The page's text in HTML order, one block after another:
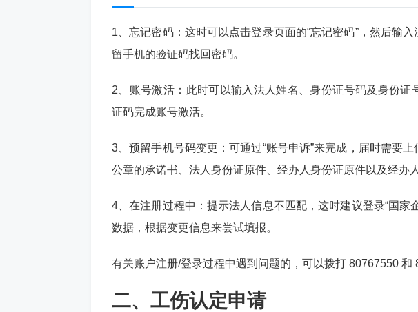
1、忘记密码：这时可以点击登录页面的“忘记密码”，然后输
留手机的验证码找回密码。
2、账号激活：此时可以输入法人姓名、身份证号码及身份证
证码完成账号激活。
3、预留手机号码变更：可通过“账号申诉”来完成，届时需要
公章的承诺书、法人身份证原件、经办人身份证原件以及经办
4、在注册过程中：提示法人信息不匹配，这时建议登录“国家
数据，根据变更信息来尝试填报。
有关账户注册/登录过程中遇到问题的，可以拨打 80767550 和
二、工伤认定申请